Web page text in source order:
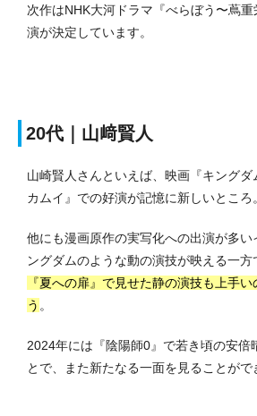
次作はNHK大河ドラマ『べらぼう〜蔦
演が決定しています。
20代｜山﨑賢人
山崎賢人さんといえば、映画『キングダ
カムイ』での好演が記憶に新しいところ。
他にも漫画原作の実写化への出演が多い
ングダムのような動の演技が映える一方
『夏への扉』で見せた静の演技も上手
う 。
2024年には『陰陽師0』で若き頃の安倍
とで、また新たなる一面を見ることがで